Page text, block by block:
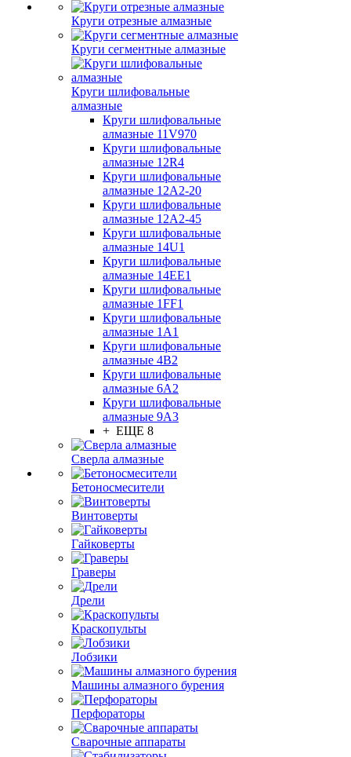
Круги отрезные алмазные
Круги сегментные алмазные
Круги шлифовальные
алмазные
Круги шлифовальные
алмазные 11V970
Круги шлифовальные
алмазные 12R4
Круги шлифовальные
алмазные 12А2-20
Круги шлифовальные
алмазные 12А2-45
Круги шлифовальные
алмазные 14U1
Круги шлифовальные
алмазные 14ЕЕ1
Круги шлифовальные
алмазные 1FF1
Круги шлифовальные
алмазные 1А1
Круги шлифовальные
алмазные 4В2
Круги шлифовальные
алмазные 6A2
Круги шлифовальные
алмазные 9А3
+ ЕЩЕ 8
Сверла алмазные
Бетоносмесители
Винтоверты
Гайковерты
Граверы
Дрели
Краскопульты
Лобзики
Машины алмазного бурения
Перфораторы
Сварочные аппараты